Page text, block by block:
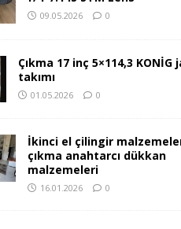
09.05.2026 0
Çıkma 17 inç 5×114,3 KONİG
takımı
01.05.2026 0
İkinci el çilingir
çıkma anahtarcı dükkan
malzemeleri
16.01.2026 0